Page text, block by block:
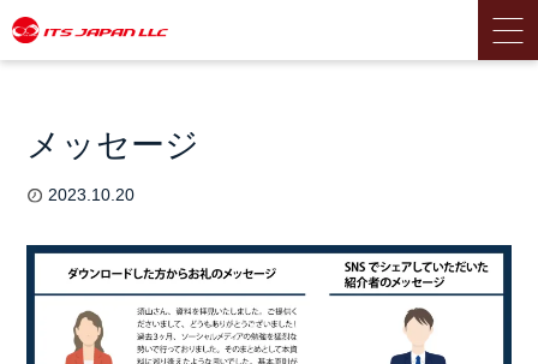
メッセージ
2023.10.20